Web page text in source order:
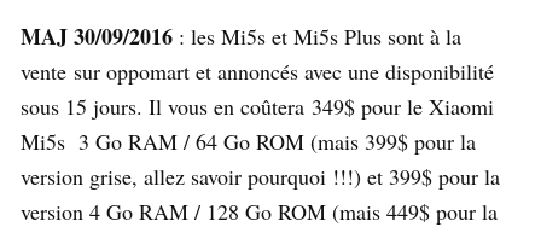
MAJ 30/09/2016 : les Mi5s et Mi5s Plus sont à la
vente sur oppomart et annoncés avec une disponibilité
sous 15 jours. Il vous en coûtera 349$ pour le Xiaomi
Mi5s 3 Go RAM / 64 Go ROM (mais 399$ pour la
version grise, allez savoir pourquoi !!!) et 399$ pour la
version 4 Go RAM / 128 Go ROM (mais 449$ pour la